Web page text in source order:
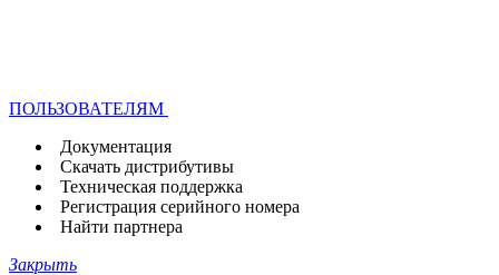
ПОЛЬЗОВАТЕЛЯМ
Документация
Скачать дистрибутивы
Техническая поддержка
Регистрация серийного номера
Найти партнера
Закрыть